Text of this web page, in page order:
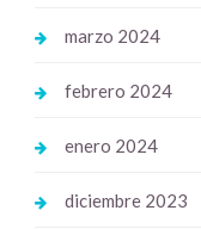
marzo 2024
febrero 2024
enero 2024
diciembre 2023